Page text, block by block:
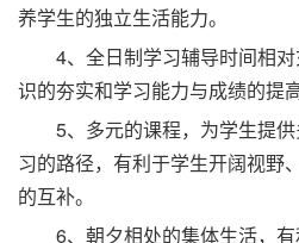
养学生的独立生活能力。
4、全日制学习辅导时间相对
识的夯实和学习能力与成绩的提高
5、多元的课程，为学生提供
习的路径，有利于学生开阔视野
的互补。
6、朝夕相处的集体生活，有